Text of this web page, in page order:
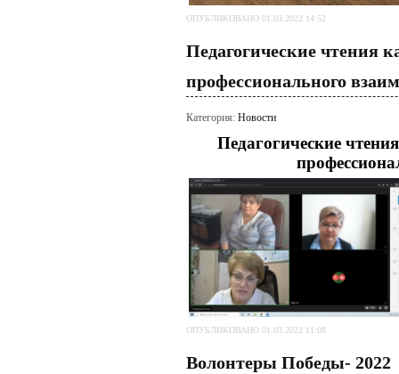
ОПУБЛИКОВАНО 01.03.2022 14:52
Педагогические чтения
профессионального
Категория: Новости
Педагогические
ОПУБЛИКОВАНО 01.03.2022 11:08
Волонтеры Победы- 2022